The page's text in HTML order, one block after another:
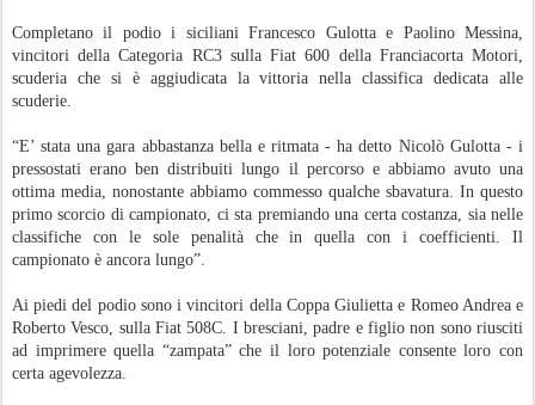
Completano il podio i siciliani Francesco Gulotta e Paolino Messina,
vincitori della Categoria RC3 sulla Fiat 600 della Franciacorta Motori,
scuderia che si è aggiudicata la vittoria nella classifica dedicata alle
scuderie.
“E’ stata una gara abbastanza bella e ritmata - ha detto Nicolò Gulotta - i
pressostati erano ben distribuiti lungo il percorso e abbiamo avuto una
ottima media, nonostante abbiamo commesso qualche sbavatura. In questo
primo scorcio di campionato, ci sta premiando una certa costanza, sia nelle
classifiche con le sole penalità che in quella con i coefficienti. Il
campionato è ancora lungo”.
Ai piedi del podio sono i vincitori della Coppa Giulietta e Romeo Andrea e
Roberto Vesco, sulla Fiat 508C. I bresciani, padre e figlio non sono riusciti
ad imprimere quella “zampata” che il loro potenziale consente loro con
certa agevolezza.